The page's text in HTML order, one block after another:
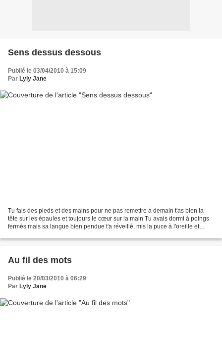
Sens dessus dessous
Publié le 03/04/2010 à 15:09
Par Lyly Jane
Tu fais des pieds et des mains pour ne pas remettre à demain t'as bien la
tête sur les épaules et toujours le cœur sur la main Tu avais dormi à poings
fermés mais sa langue bien pendue t'a réveillé, mis la puce à l'oreille et
Au fil des mots
Publié le 20/03/2010 à 06:29
Par Lyly Jane